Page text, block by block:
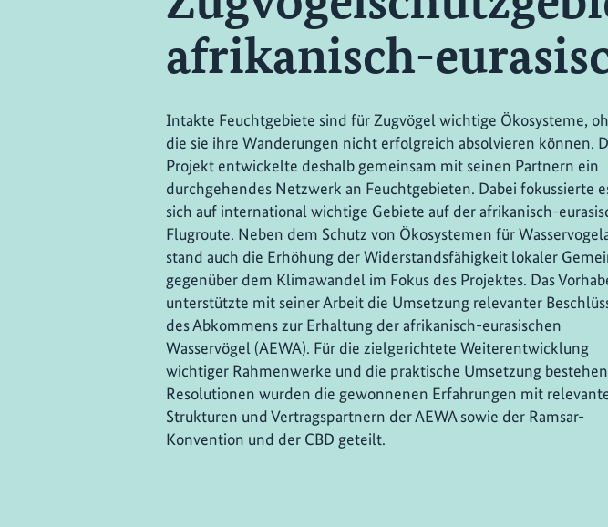
afrikanisch-
Intakte Feuchtgebiete sind für Zugvögel wichtige Ökosysteme,
die sie ihre Wanderungen nicht erfolgreich absolvieren können.
Projekt entwickelte deshalb gemeinsam mit seinen Partnern ein
durchgehendes Netzwerk an Feuchtgebieten. Dabei fokussierte
sich auf international wichtige Gebiete auf der afrikanisch-
Flugroute. Neben dem Schutz von Ökosystemen für
stand auch die Erhöhung der Widerstandsfähigkeit lokaler
gegenüber dem Klimawandel im Fokus des Projektes. Das
unterstützte mit seiner Arbeit die Umsetzung relevanter
des Abkommens zur Erhaltung der afrikanisch-eurasischen
Wasservögel (AEWA). Für die zielgerichtete Weiterentwicklung
wichtiger Rahmenwerke und die praktische Umsetzung
Resolutionen wurden die gewonnenen Erfahrungen mit
Strukturen und Vertragspartnern der AEWA sowie der Ramsar-
Konvention und der CBD geteilt.